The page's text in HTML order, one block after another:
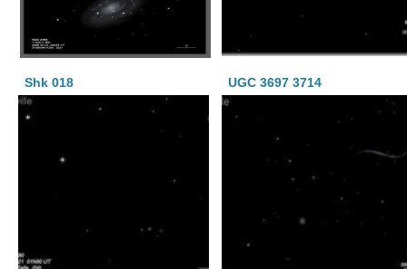
Shk 018 UGC 3697 3714